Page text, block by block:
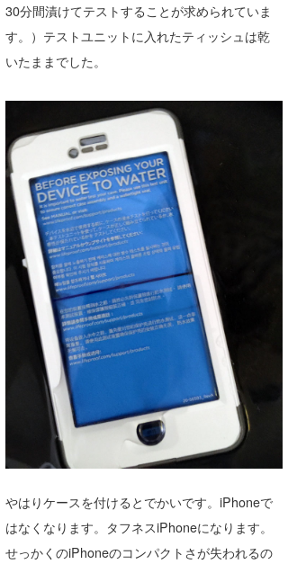
30分間漬けてテストすることが求められていま
す。）テストユニットに入れたティッシュは乾
いたままでした。
やはりケースを付けるとでかいです。iPhoneで
はなくなります。タフネスiPhoneになります。
せっかくのiPhoneのコンパクトさが失われるの
唐澤予報士
SancheZ
米山予報士
wanda
予報士 hiro.
banpaku
Mr.K
chappy
Romisea